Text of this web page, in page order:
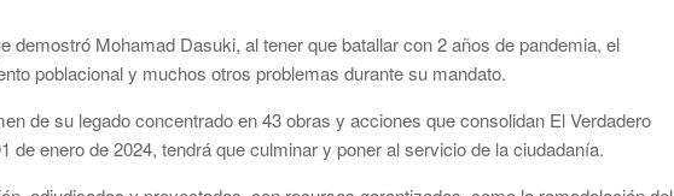
demostró Mohamad Dasuki, al tener que batallar con 2 años de pandemia, el
poblacional y muchos otros problemas durante su mandato.
de su legado concentrado en 43 obras y acciones que consolidan El Verdadero
de enero de 2024, tendrá que culminar y poner al servicio de la ciudadanía.